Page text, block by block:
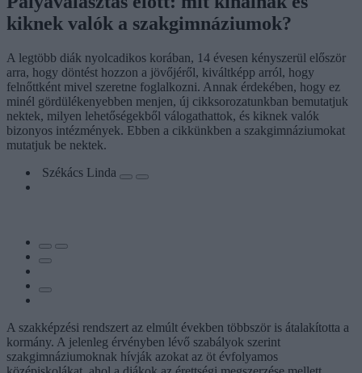
kiknek valók a szakgimnáziumok?
A legtöbb diák nyolcadikos korában, 14 évesen kényszerül először
arra, hogy döntést hozzon a jövőjéről, kiváltképp arról, hogy
felnőttként mivel szeretne foglalkozni. Annak érdekében, hogy ez
minél gördülékenyebben menjen, új cikksorozatunkban bemutatjuk
nektek, milyen lehetőségekből válogathattok, és kiknek valók
bizonyos intézmények. Ebben a cikkünkben a szakgimnáziumokat
mutatjuk be nektek.
Székács Linda
A szakképzési rendszert az elmúlt években többször is átalakította a
kormány. A jelenleg érvényben lévő szabályok szerint
szakgimnáziumoknak hívják azokat az öt évfolyamos